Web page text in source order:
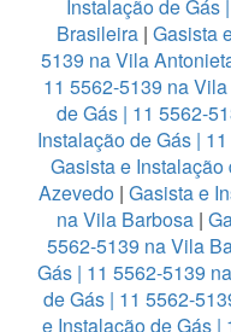
Instalação de Gás
Brasileira | Gasista
5139 na Vila
11 5562-5139 na
de Gás | 11 5562-
Instalação de Gás |
Gasista e
Azevedo| Gasista e
na Vila Barbosa|
5562-5139 na Vila
Gás | 11 5562-5139
de Gás | 11 5562-
e Instalação de Gás